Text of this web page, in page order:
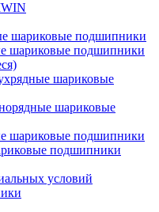
шариковые подшипники
шариковые подшипники
шариковые
шариковые
шариковые подшипники
подшипники
условий